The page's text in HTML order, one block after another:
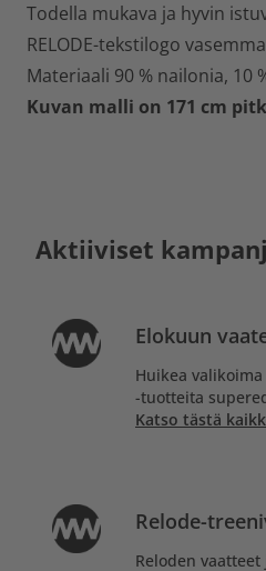
Todella mukava ja hyvin
RELODE-tekstilogo
Materiaali 90 % nailonia, 10
Kuvan malli on 171 cm
Aktiiviset
Elokuun
Huikea
-tuotteita
Katso tästä
Relode-
Reloden